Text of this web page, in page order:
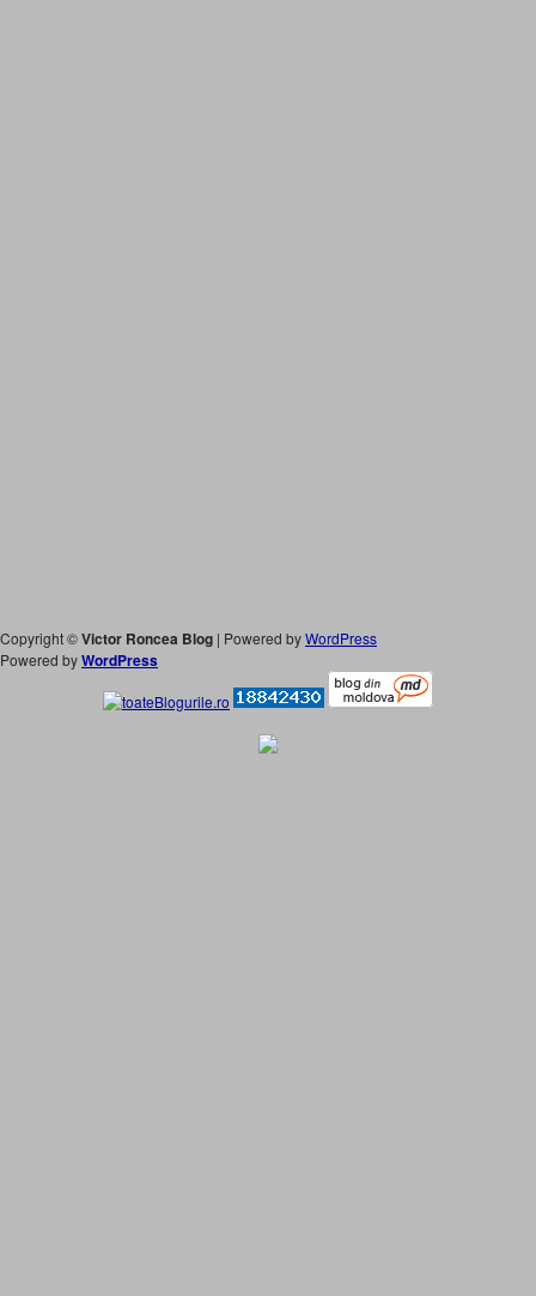
Copyright ©Victor Roncea Blog | Powered byWordPress
Powered byWordPress